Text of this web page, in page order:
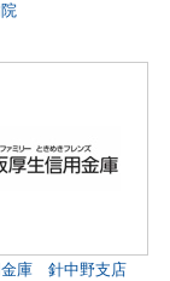
金庫 針中野支店